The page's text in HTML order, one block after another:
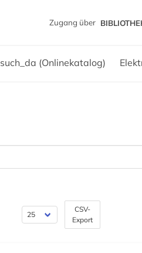
Zugang über
such_da (Onlinekatalog)
CSV-
Export